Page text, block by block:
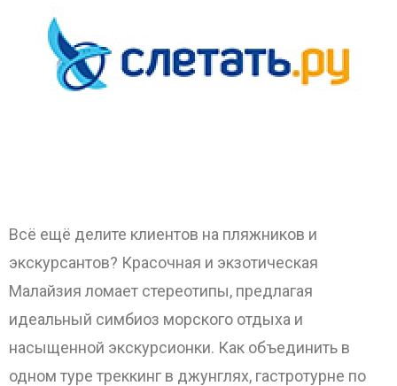
Всё ещё делите клиентов на пляжников и
экскурсантов? Красочная и экзотическая
Малайзия ломает стереотипы, предлагая
идеальный симбиоз морского отдыха и
насыщенной экскурсионки. Как объединить в
одном туре треккинг в джунглях, гастротурне по
ОТПРАВИТЬ